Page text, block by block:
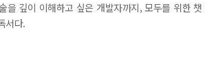
을 깊이 이해하고 싶은 개발자까지, 모두를 위한 챗
서다.